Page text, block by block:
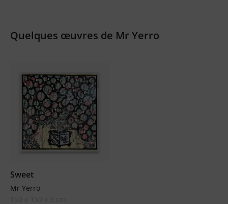
Quelques œuvres de Mr Yerro
Sweet
Mr Yerro